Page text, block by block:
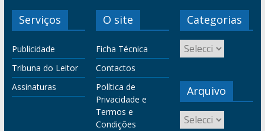
Serviços
Publicidade
Tribuna do Leitor
Assinaturas
O site
Ficha Técnica
Contactos
Política de
Privacidade e
Termos e
Condições
Categorias
Arquivo